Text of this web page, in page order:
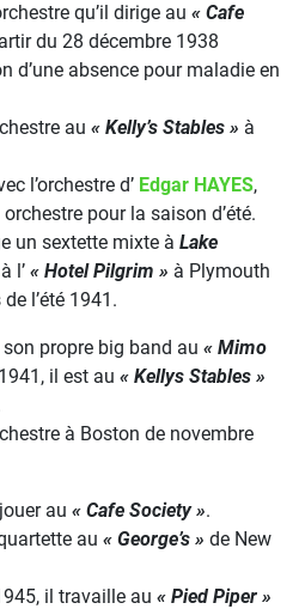
qu’il dirige au « Cafe
du 28 décembre 1938
d’une absence pour maladie en
au « Kelly’s Stables » à
l’orchestre d’ Edgar HAYES,
pour la saison d’été.
un sextette mixte à Lake
l’ « Hotel Pilgrim » à Plymouth
l’été 1941.
propre big band au « Mimo
il est au « Kellys Stables »
à Boston de novembre
au « Cafe Society ».
au « George’s » de New
il travaille au « Pied Piper »